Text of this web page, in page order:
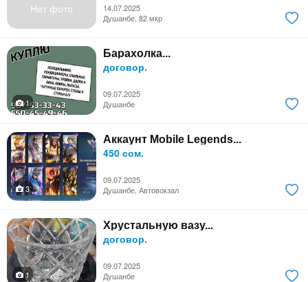
Нет фото
14.07.2025
Душанбе, 82 мкр
Барахолка...
договор.
09.07.2025
1
Душанбе
Аккаунт Mobile Legends...
450 сом.
09.07.2025
3
Душанбе, Автовокзал
Хрустальную вазу...
договор.
09.07.2025
1
Душанбе